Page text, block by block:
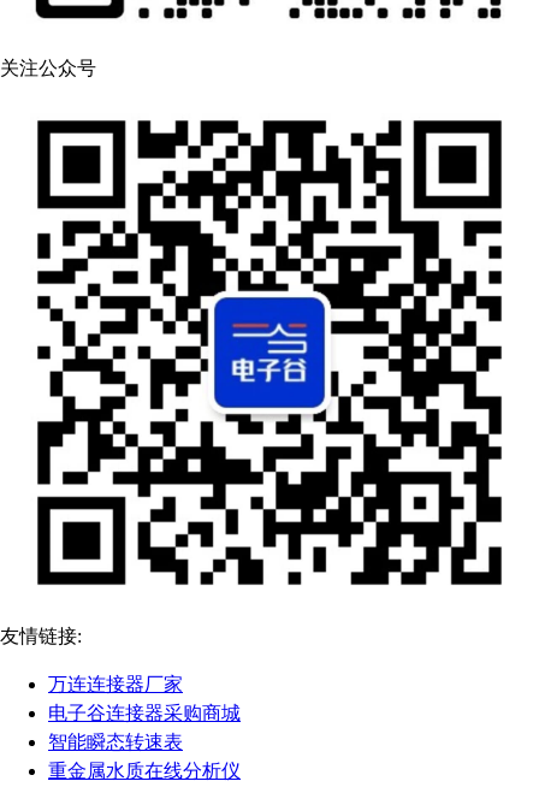
关注公众号
友情链接:
万连连接器厂家
电子谷连接器采购商城
智能瞬态转速表
重金属水质在线分析仪